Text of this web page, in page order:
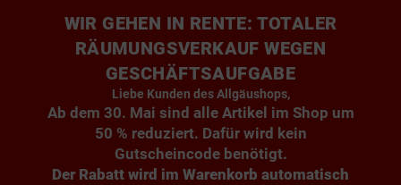
WIR GEHEN IN RENTE: TOTALER
RÄUMUNGSVERKAUF WEGEN
GESCHÄFTSAUFGABE
Liebe Kunden des Allgäushops,
Ab dem 30. Mai sind alle Artikel im Shop um
50 % reduziert. Dafür wird kein
Gutscheincode benötigt.
Der Rabatt wird im Warenkorb automatisch